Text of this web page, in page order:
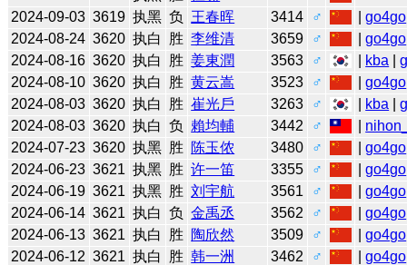
2024-09-03 3619 执黑 负 王春晖 3414 ♂ |go4go
2024-08-24 3620 执白 胜 李维清 3659 ♂ |go4go
2024-08-16 3620 执白 胜 姜東潤 3563 ♂ kba |
2024-08-10 3620 执白 胜 黄云嵩 3523 ♂ |go4go
2024-08-03 3620 执白 胜 崔光戶 3263 ♂ kba |
2024-08-03 3620 执白 负 賴均輔 3442 ♂
2024-07-23 3620 执黑 胜 陈玉侬 3480 ♂ |go4go
2024-06-23 3621 执黑 胜 许一笛 3355 ♂ |go4go
2024-06-19 3621 执黑 胜 刘宇航 3561 ♂ |go4go
2024-06-14 3621 执白 负 金禹丞 3562 ♂ |go4go
2024-06-13 3621 执白 胜 陶欣然 3509 ♂ |go4go
2024-06-12 3621 执白 胜 韩一洲 3462 ♂ |go4go